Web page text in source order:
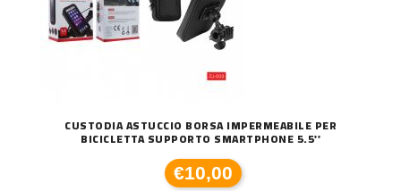
CUSTODIA ASTUCCIO BORSA IMPERMEABILE PER
BICICLETTA SUPPORTO SMARTPHONE 5.5''
€10,00